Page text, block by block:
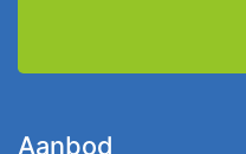
Aanbod